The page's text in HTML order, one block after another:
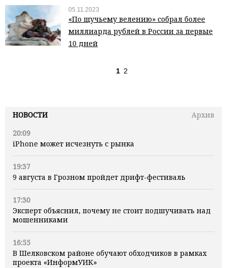
НОВОСТИ
Архив
20:09
iPhone может исчезнуть с рынка
19:37
9 августа в Грозном пройдет дрифт-фестиваль
17:30
Эксперт объяснил, почему не стоит подшучивать над
мошенниками
16:55
В Шелковском районе обучают обходчиков в рамках
проекта «ИнформУИК»
05.11.2023
«По щучьему велению» собрал более
миллиарда рублей в России за первые
10 дней
1 2